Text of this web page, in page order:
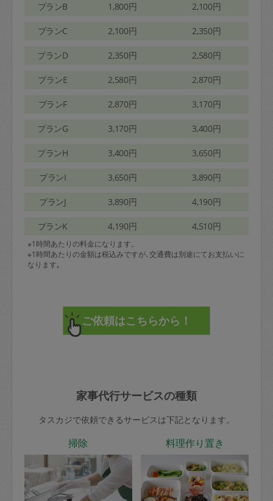
プランB 1,800円 2,100円
プランC 2,100円 2,350円
プランD 2,350円 2,580円
プランE 2,580円 2,870円
プランF 2,870円 3,170円
プランG 3,170円 3,400円
プランH 3,400円 3,650円
プランI 3,650円 3,890円
プランJ 3,890円 4,190円
プランK 4,190円 4,510円
※1時間あたりの料金になります。
※1時間あたりの金額は税込みですが､交通費は別途にてお支払いに
なります｡
家事代行サービスの種類
タスカジで依頼できるサービスは下記となります。
掃除 料理作り置き